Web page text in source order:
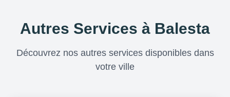
Autres Services à Balesta
Découvrez nos autres services disponibles dans
votre ville